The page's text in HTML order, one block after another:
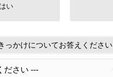
はい
っかけについてお答えください